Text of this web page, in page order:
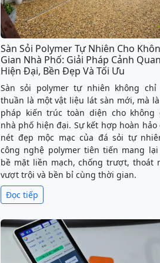
Sàn Sỏi Polymer Tự Nhiên Cho
Gian Nhà Phố: Giải Pháp Cảnh Quan
Hiện Đại, Bền Đẹp Và Tối Ưu
Sàn sỏi polymer tự nhiên không chỉ
thuần là một vật liệu lát sàn mới, mà
pháp kiến trúc toàn diện cho không
nhà phố hiện đại. Sự kết hợp hoàn hảo
nét đẹp mộc mạc của đá sỏi tự
công nghệ polymer tiên tiến mang
bề mặt liền mạch, chống trượt, thoát
vượt trội và bền bỉ cùng thời gian.
Đọc tiếp